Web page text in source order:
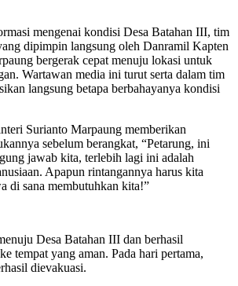
mengenai kondisi Desa Batahan III, tim
dipimpin langsung oleh Danramil Kapten
bergerak cepat menuju lokasi untuk
Wartawan media ini turut serta dalam tim
langsung betapa berbahayanya kondisi
Surianto Marpaung memberikan
sebelum berangkat, “Petarung, ini
jawab kita, terlebih lagi ini adalah
Apapun rintangannya harus kita
di sana membutuhkan kita!”
Desa Batahan III dan berhasil
tempat yang aman. Pada hari pertama,
dievakuasi.